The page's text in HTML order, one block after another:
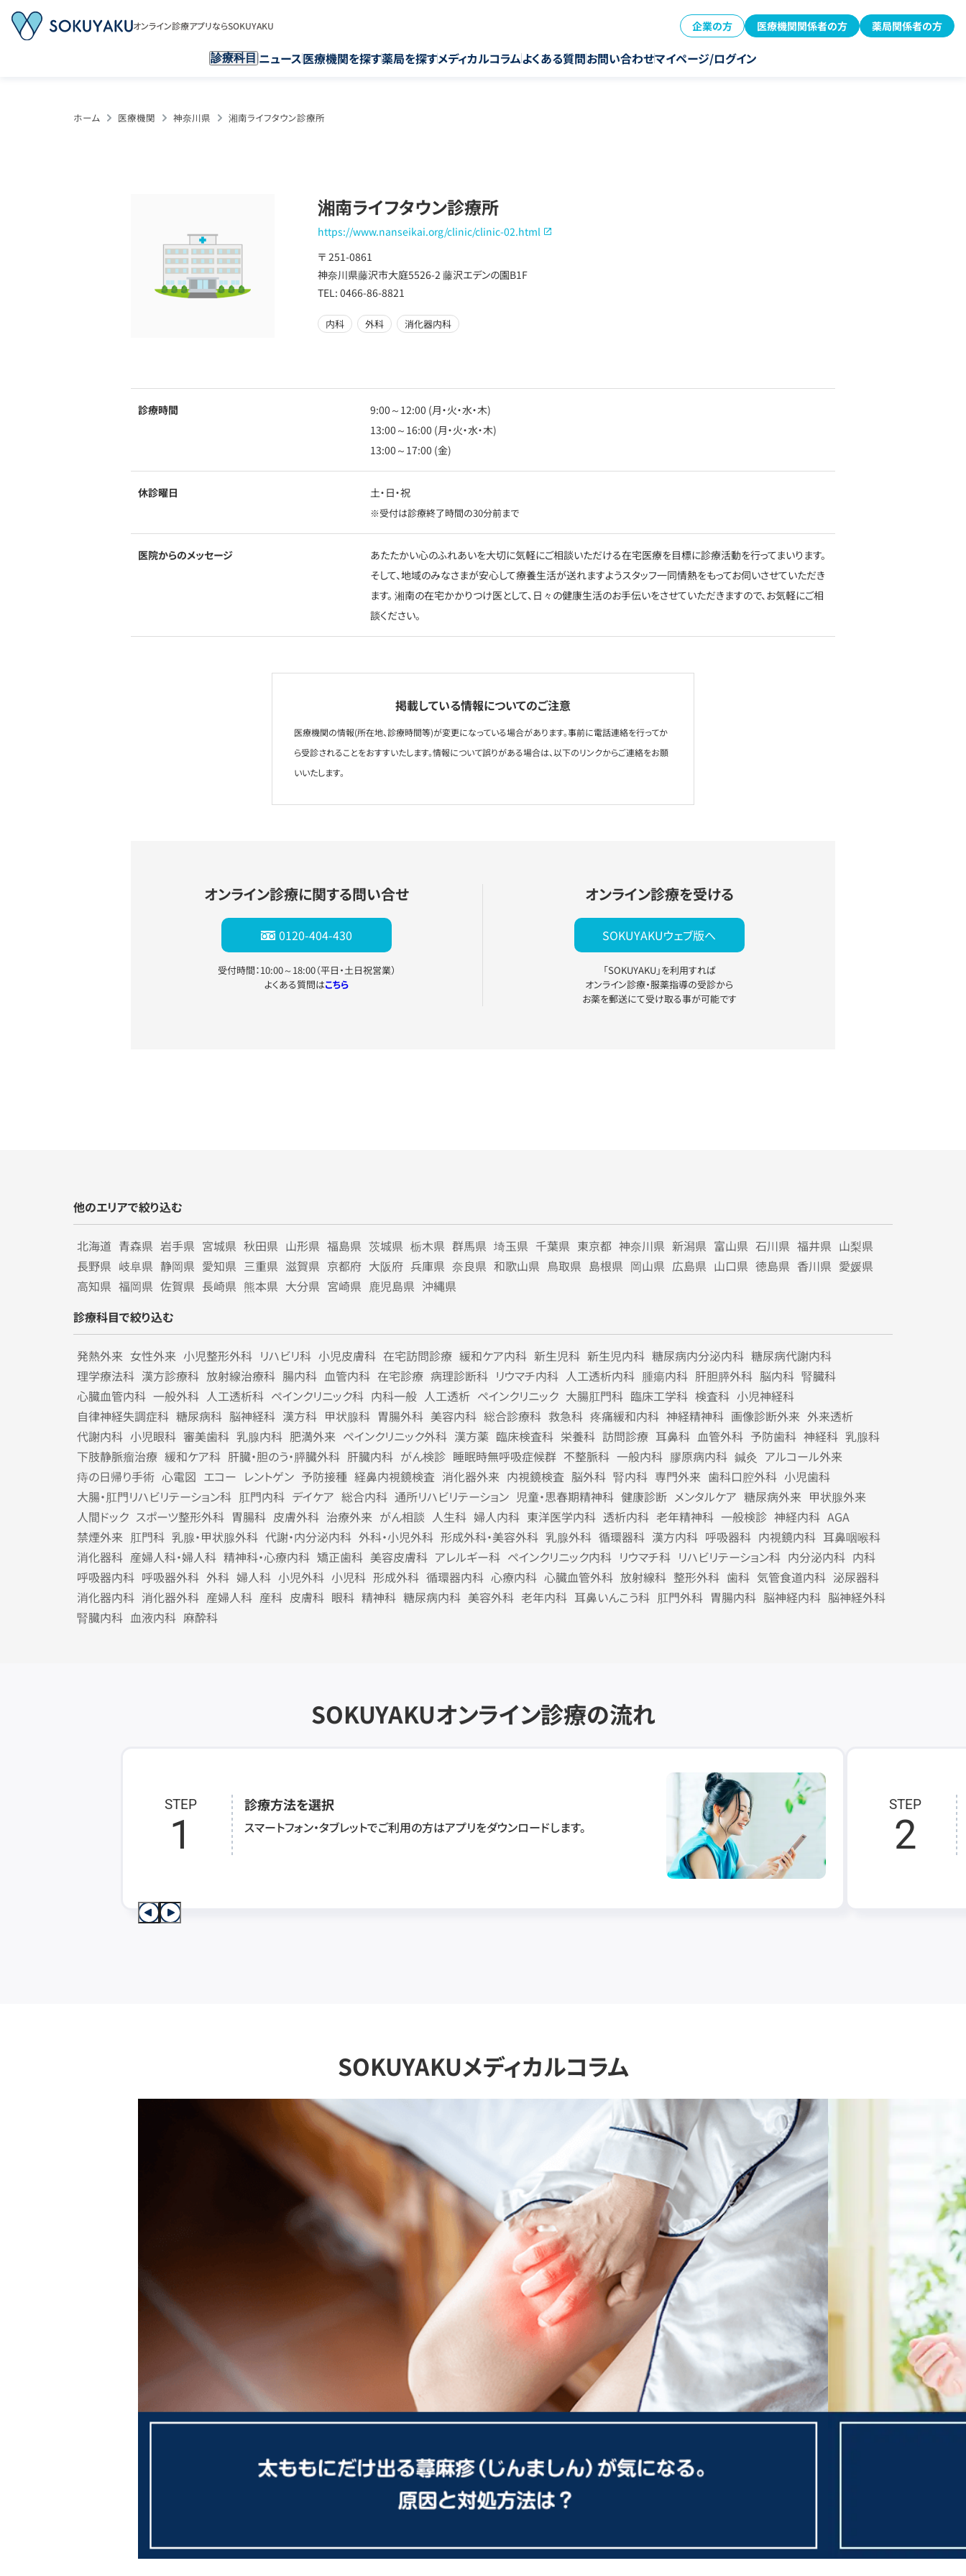
オンライン診療アプリならSOKUYAKU 企業の方 医療機関関係者の方 薬局関係者の方
診療科目 ニュース医療機関を探す薬局を探すメディカルコラムよくある質問お問い合わせマイページ/ログイン
ホーム 医療機関 神奈川県 湘南ライフタウン診療所
湘南ライフタウン診療所
https://www.nanseikai.org/clinic/clinic-02.html
〒 251-0861
神奈川県藤沢市大庭5526-2 藤沢エデンの園B1F
TEL: 0466-86-8821
内科 外科 消化器内科
診療時間
9:00～12:00 (月・火・水・木)
13:00～16:00 (月・火・水・木)
13:00～17:00 (金)
休診曜日 土・日・祝
※受付は診療終了時間の30分前まで
医院からのメッセージ
あたたかい心のふれあいを大切に気軽にご相談いただける在宅医療を目標に診療活動を行ってまいります。
そして、地域のみなさまが安心して療養生活が送れますようスタッフ一同情熱をもってお伺いさせていただき
ます。 湘南の在宅かかりつけ医として、日々の健康生活のお手伝いをさせていただきますので、お気軽にご相
談ください。
掲載している情報についてのご注意
医療機関の情報(所在地、診療時間等)が変更になっている場合があります。事前に電話連絡を行ってか
ら受診されることをおすすいたします。情報について誤りがある場合は、以下のリンクからご連絡をお願
いいたします。
オンライン診療に関する問い合せ
0120-404-430
受付時間：10:00～18:00（平日・土日祝営業）
よくある質問はこちら
オンライン診療を受ける
SOKUYAKUウェブ版へ
「SOKUYAKU」を利用すれば
オンライン診療・服薬指導の受診から
お薬を郵送にて受け取る事が可能です
他のエリアで絞り込む
北海道 青森県 岩手県 宮城県 秋田県 山形県 福島県 茨城県 栃木県 群馬県 埼玉県 千葉県 東京都 神奈川県 新潟県 富山県 石川県 福井県 山梨県
長野県 岐阜県 静岡県 愛知県 三重県 滋賀県 京都府 大阪府 兵庫県 奈良県 和歌山県 鳥取県 島根県 岡山県 広島県 山口県 徳島県 香川県 愛媛県
高知県 福岡県 佐賀県 長崎県 熊本県 大分県 宮崎県 鹿児島県 沖縄県
診療科目で絞り込む
発熱外来 女性外来 小児整形外科 リハビリ科 小児皮膚科 在宅訪問診療 緩和ケア内科 新生児科 新生児内科 糖尿病内分泌内科 糖尿病代謝内科
理学療法科 漢方診療科 放射線治療科 腸内科 血管内科 在宅診療 病理診断科 リウマチ内科 人工透析内科 腫瘍内科 肝胆膵外科 脳内科 腎臓科
心臓血管内科 一般外科 人工透析科 ペインクリニック科 内科一般 人工透析 ペインクリニック 大腸肛門科 臨床工学科 検査科 小児神経科
自律神経失調症科 糖尿病科 脳神経科 漢方科 甲状腺科 胃腸外科 美容内科 総合診療科 救急科 疼痛緩和内科 神経精神科 画像診断外来 外来透析
代謝内科 小児眼科 審美歯科 乳腺内科 肥満外来 ペインクリニック外科 漢方薬 臨床検査科 栄養科 訪問診療 耳鼻科 血管外科 予防歯科 神経科 乳腺科
下肢静脈瘤治療 緩和ケア科 肝臓・胆のう・膵臓外科 肝臓内科 がん検診 睡眠時無呼吸症候群 不整脈科 一般内科 膠原病内科 鍼灸 アルコール外来
痔の日帰り手術 心電図 エコー レントゲン 予防接種 経鼻内視鏡検査 消化器外来 内視鏡検査 脳外科 腎内科 専門外来 歯科口腔外科 小児歯科
大腸・肛門リハビリテーション科 肛門内科 デイケア 総合内科 通所リハビリテーション 児童・思春期精神科 健康診断 メンタルケア 糖尿病外来 甲状腺外来
人間ドック スポーツ整形外科 胃腸科 皮膚外科 治療外来 がん相談 人生科 婦人内科 東洋医学内科 透析内科 老年精神科 一般検診 神経内科 AGA
禁煙外来 肛門科 乳腺・甲状腺外科 代謝・内分泌内科 外科・小児外科 形成外科・美容外科 乳腺外科 循環器科 漢方内科 呼吸器科 内視鏡内科 耳鼻咽喉科
消化器科 産婦人科・婦人科 精神科・心療内科 矯正歯科 美容皮膚科 アレルギー科 ペインクリニック内科 リウマチ科 リハビリテーション科 内分泌内科 内科
呼吸器内科 呼吸器外科 外科 婦人科 小児外科 小児科 形成外科 循環器内科 心療内科 心臓血管外科 放射線科 整形外科 歯科 気管食道内科 泌尿器科
消化器内科 消化器外科 産婦人科 産科 皮膚科 眼科 精神科 糖尿病内科 美容外科 老年内科 耳鼻いんこう科 肛門外科 胃腸内科 脳神経内科 脳神経外科
腎臓内科 血液内科 麻酔科
SOKUYAKUオンライン診療の流れ
STEP
1
診療方法を選択
スマートフォン・タブレットでご利用の方はアプリをダウンロードします。
STEP
2
SOKUYAKUメディカルコラム